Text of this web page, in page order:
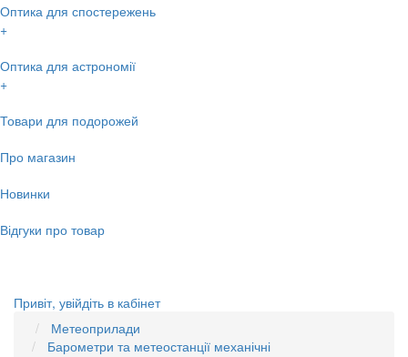
Оптика для спостережень
+
Оптика для астрономії
+
Товари для подорожей
Про магазин
Новинки
Відгуки про товар
Привіт, увійдіть в кабінет
Метеоприлади
Барометри та метеостанції механічні